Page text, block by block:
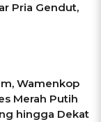
Pria Gendut,
Wamenkop
Merah Putih
hingga Dekat